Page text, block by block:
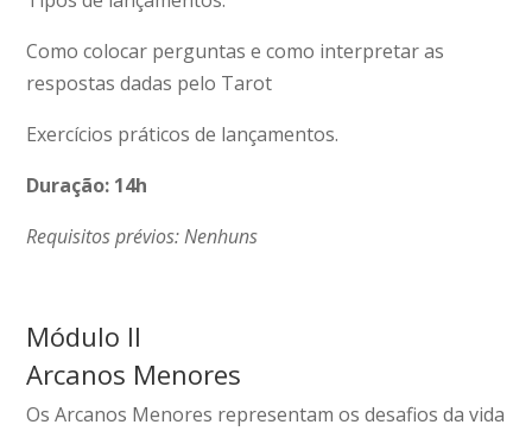
Como colocar perguntas e como interpretar as
respostas dadas pelo Tarot
Exercícios práticos de lançamentos.
Duração: 14h
Requisitos prévios: Nenhuns
Módulo II
Arcanos Menores
Os Arcanos Menores representam os desafios da vida